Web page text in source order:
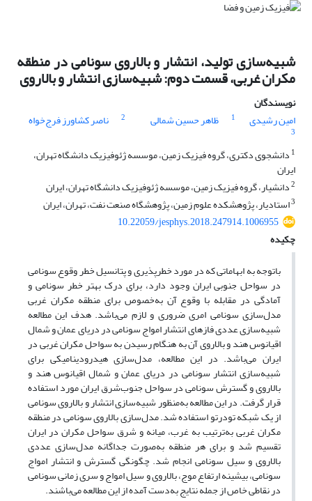
شبیه‌سازی تولید، انتشار و بالاروی سونامی در منطقه
مکران غربی، قسمت دوم: شبیه‌سازی انتشار و بالاروی
نویسندگان
امین رشیدی
1 ظاهر حسین شمالی 2 ناصر کشاورز فرج‌خواه
3
1 دانشجوی دکتری، گروه فیزیک زمین، موسسه ژئوفیزیک دانشگاه تهران،
ایران
2دانشیار، گروه فیزیک زمین، موسسه ژئوفیزیک دانشگاه تهران، ایران
3استادیار، پژوهشکده علوم زمین، پژوهشگاه صنعت نفت، تهران، ایران
10.22059/jesphys.2018.247914.1006955
چکیده
باتوجه به ابهاماتی که در مورد خطرپذیری و پتانسیل خطر وقوع سونامی
در سواحل جنوبی ایران وجود دارد، برای درک بهتر خطر سونامی و
آمادگی در مقابله با وقوع آن به‌خصوص برای منطقه مکران غربی
مدل‌سازی سونامی امری ضروری و لازم می‌باشد. هدف این مطالعه
شبیه‌سازی عددی فازهای انتشار امواج سونامی در دریای عمان و شمال
اقیانوس هند و بالاروی آن به هنگام رسیدن به سواحل مکران غربی در
ایران می‌باشد. در این مطالعه، مدل‌سازی هیدرودینامیکی برای
شبیه‌سازی انتشار سونامی در دریای عمان و شمال اقیانوس هند و
بالاروی و گسترش سونامی در سواحل جنوب‌شرق ایران مورد استفاده
قرار گرفت. در این مطالعه به‌منظور شبیه‌سازی انتشار و بالاروی سونامی
از یک شبکه تودرتو استفاده شد. مدل‌سازی بالاروی سونامی در منطقه
مکران غربی به‌ترتیب به غرب، میانه و شرق سواحل مکران در ایران
تقسیم شد و برای هر منطقه به‌صورت جداگانه مدل‌سازی عددی
بالاروی و سیل سونامی انجام شد. چگونگی گسترش و انتشار امواج
سونامی، بیشینه ارتفاع موج، بالاروی و سیل امواج و سری زمانی سونامی
در نقاطی خاص از جمله نتایج به‌دست آمده از این مطالعه می‌باشند.